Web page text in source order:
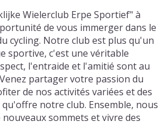
Wielerclub Erpe Sportief" à
de vous immerger dans le
cycling. Notre club est plus qu'un
sportive, c'est une véritable
l'entraide et l'amitié sont au
partager votre passion du
de nos activités variées et des
notre club. Ensemble, nous
sommets et vivre des